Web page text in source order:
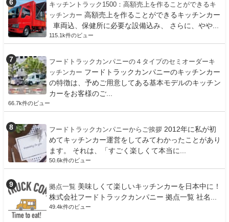
キッチントラック1500：高額売上を作ることができるキ
ッチンカー 高額売上を作ることができるキッチンカー
車両込、保健所に必要な設備込み、 さらに、やや...
115.1k件のビュー
フードトラックカンパニーの４タイプのセミオーダーキ
ッチンカー フードトラックカンパニーのキッチンカー
の特徴は、予めご用意してある基本モデルのキッチン
カーをお客様のご...
66.7k件のビュー
フードトラックカンパニーからご挨拶 2012年に私が初
めてキッチンカー運営をしてみてわかったことがあり
ます。 それは、「すごく楽しくて本当に...
50.6k件のビュー
拠点一覧 美味しくて楽しいキッチンカーを日本中に！
株式会社フードトラックカンパニー 拠点一覧 社名...
49.4k件のビュー